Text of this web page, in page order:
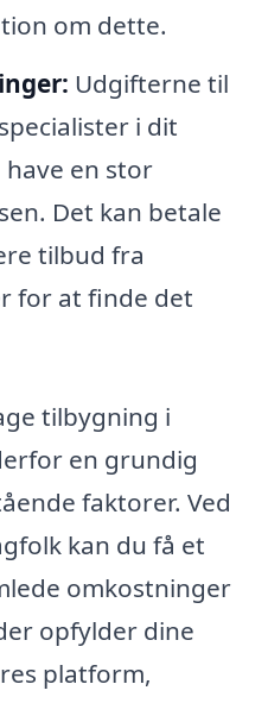
om dette.
Udgifterne til
i dit
en stor
Det kan betale
tilbud fra
for at finde det
tilbygning i
en grundig
faktorer. Ved
kan du få et
omkostninger
opfylder dine
platform,